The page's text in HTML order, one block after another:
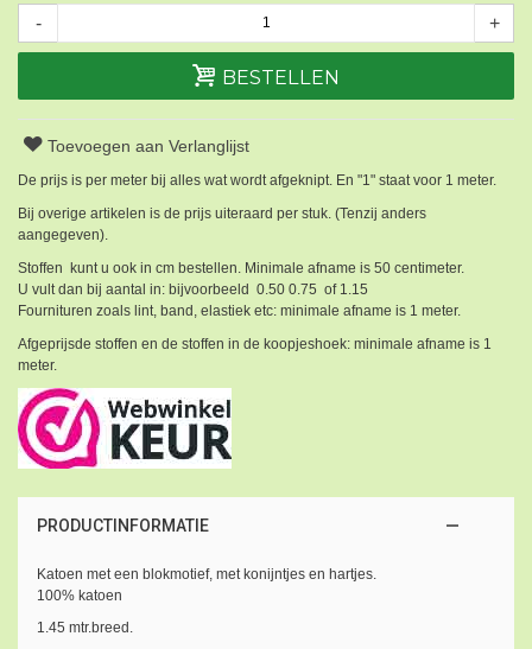
- +
BESTELLEN
Toevoegen aan Verlanglijst
De prijs is per meter bij alles wat wordt afgeknipt. En "1" staat voor 1 meter.
Bij overige artikelen is de prijs uiteraard per stuk. (Tenzij anders
aangegeven).
Stoffen kunt u ook in cm bestellen. Minimale afname is 50 centimeter.
U vult dan bij aantal in: bijvoorbeeld 0.50 0.75 of 1.15
Fournituren zoals lint, band, elastiek etc: minimale afname is 1 meter.
Afgeprijsde stoffen en de stoffen in de koopjeshoek: minimale afname is 1
meter.
PRODUCTINFORMATIE
Katoen met een blokmotief, met konijntjes en hartjes.
100% katoen
1.45 mtr.breed.